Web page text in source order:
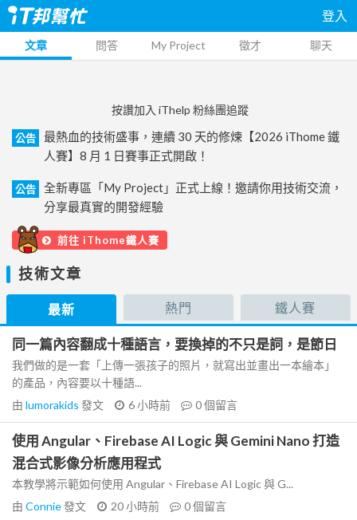
登入
文章 問答 My Project 徵才 聊天
按讚加入 iThelp 粉絲團追蹤
公告
最熱血的技術盛事，連續 30 天的修煉【2026 iThome 鐵
人賽】8 月 1 日賽事正式開啟！
公告
全新專區「My Project」正式上線！邀請你用技術交流，
分享最真實的開發經驗
前往 iThome鐵人賽
技術文章
最新 熱門 鐵人賽
同一篇內容翻成十種語言，要換掉的不只是詞，是節日
我們做的是一套「上傳一張孩子的照片，就寫出並畫出一本繪本」
的產品，內容要以十種語...
由 lumorakids 發文 6 小時前 0個留言
使用 Angular、Firebase AI Logic 與 Gemini Nano 打造
混合式影像分析應用程式
本教學將示範如何使用 Angular、Firebase AI Logic 與 G...
由 Connie發文 20 小時前 0個留言